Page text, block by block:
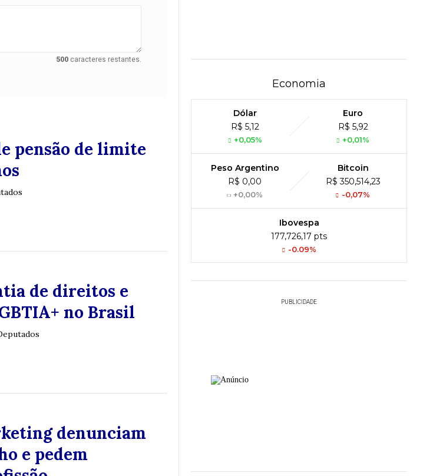
500caracteres restantes.
pensão de limite
de direitos e
no Brasil
denunciam
e pedem
Economia
Dólar
R$ 5,12
+0,05%
Euro
R$ 5,92
+0,01%
Peso Argentino
R$ 0,00
+0,00%
Bitcoin
R$ 350,514,23
-0,07%
Ibovespa
177,726,17 pts
-0.09%
PUBLICIDADE